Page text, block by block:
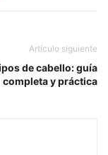
Artículo siguiente
de cabello: guía
completa y práctica